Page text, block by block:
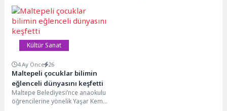
Kültür Sanat
4 Ay Önce 26
Maltepeli çocuklar bilimin
eğlenceli dünyasını keşfetti
Maltepe Belediyesi’nce anaokulu
öğrencilerine yönelik Yaşar Kemal